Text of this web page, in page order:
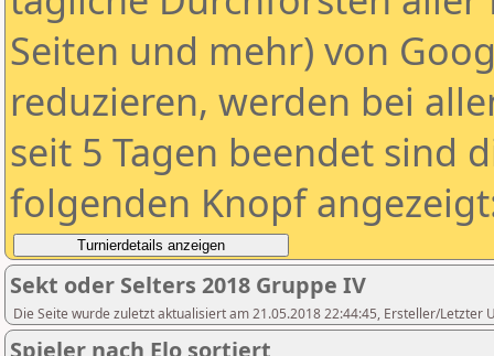
Seiten und mehr) von
reduzieren, werden bei
seit 5 Tagen beendet sind
folgenden Knopf
Sekt oder Selters 2018 Gruppe IV
Die Seite wurde zuletzt aktualisiert am 21.05.2018 22:44:45, Ersteller/Letzter
Spieler nach Elo sortiert